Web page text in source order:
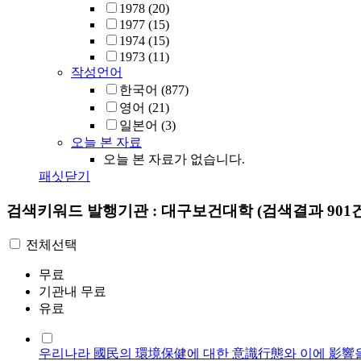
1978 (20)
1977 (15)
1974 (15)
1973 (11)
작성언어
한국어 (877)
영어 (21)
일본어 (3)
오늘 본 자료
오늘 본 자료가 없습니다.
패싯닫기
검색키워드 발행기관 : 대구보건대학(검색결과 901
전체선택
무료
기관내 무료
유료
우리나라 國民의 環境保健에 대한 意識行態와 이에 影響